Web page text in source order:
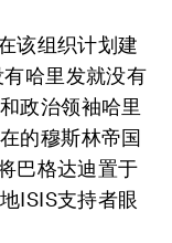
该组织计划建
哈里发就没有
政治领袖哈里
的穆斯林帝国
巴格达迪置于
ISIS支持者眼